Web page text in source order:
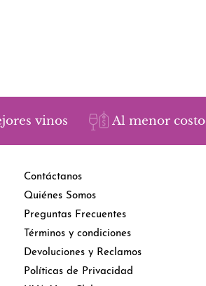
vinos Al menor costo
Contáctanos
Quiénes Somos
Preguntas Frecuentes
Términos y condiciones
Devoluciones y Reclamos
Políticas de Privacidad